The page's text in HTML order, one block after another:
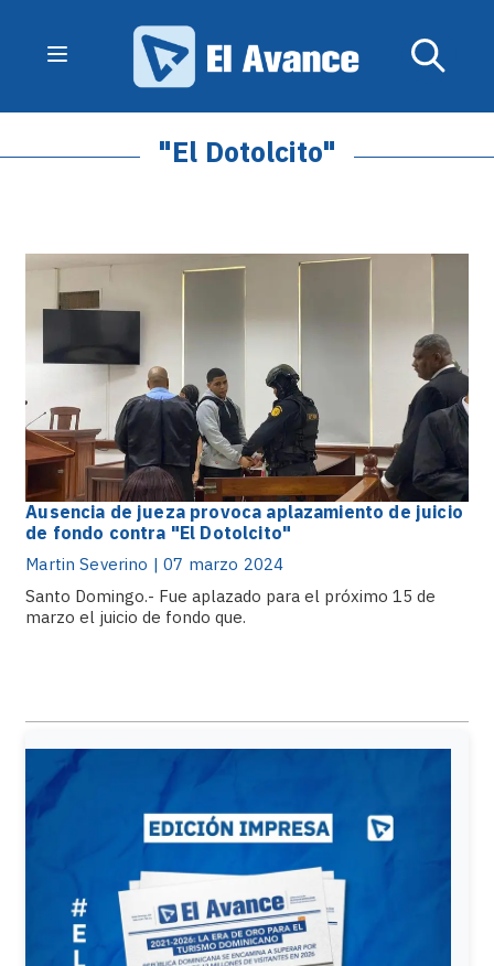
"El Dotolcito"
Ausencia de jueza provoca aplazamiento de juicio
de fondo contra "El Dotolcito"
Martin Severino | 07 marzo 2024
Santo Domingo.- Fue aplazado para el próximo 15 de
marzo el juicio de fondo que.